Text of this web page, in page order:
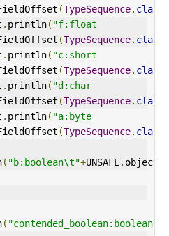
(TypeSequence. class
. println( "f:float
(TypeSequence. class
. println( "c:short
(TypeSequence. class
. println( "d:char
(TypeSequence. class
. println( "a:byte
(TypeSequence. class
( "b:boolean\t"+UNSAFE.
( "contended_boolean:boolean\t"